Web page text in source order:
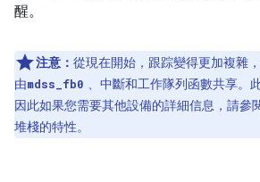
醒。
注意： 從現在開始，跟踪變得更加複雜
由mdss_fb0 、中斷和工作隊列函數共享。
因此如果您需要其他設備的詳細信息，請參
堆棧的特性。